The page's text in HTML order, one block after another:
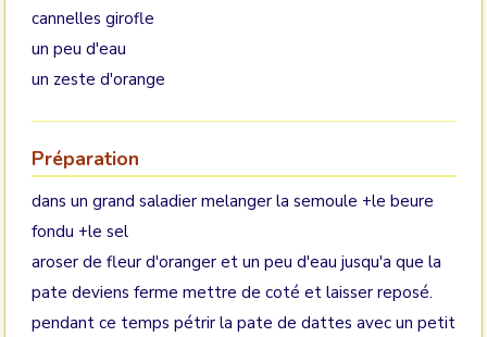
cannelles girofle
un peu d'eau
un zeste d'orange
Préparation
dans un grand saladier melanger la semoule +le beure
fondu +le sel
aroser de fleur d'oranger et un peu d'eau jusqu'a que la
pate deviens ferme mettre de coté et laisser reposé.
pendant ce temps pétrir la pate de dattes avec un petit